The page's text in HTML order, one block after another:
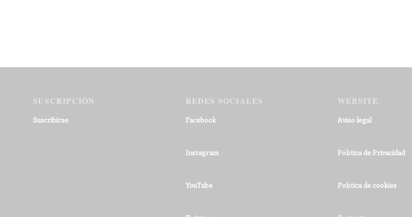
SUSCRIPCIÓN
Suscribirse
REDES SOCIALES
Facebook
Instagram
YouTube
WEBSITE
Aviso legal
Política de Privacidad
Política de cookies